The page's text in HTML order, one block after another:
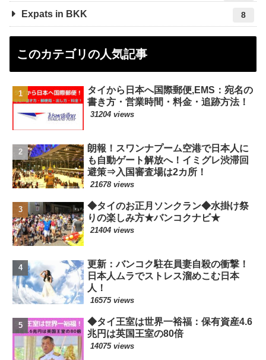
Expats in BKK 8
このカテゴリの人気記事
タイから日本へ国際郵便,EMS：宛名の
書き方・営業時間・料金・追跡方法！
31204 views
朗報！スワンナプーム空港で日本人に
も自動ゲート解放へ！イミグレ渋滞回
避策⇒入国審査場は2カ所！
21678 views
◆タイのお正月ソンクラン◆水掛け祭
りの楽しみ方★バンコクナビ★
21404 views
更新：バンコク駐在員妻自殺の衝撃！
日本人ムラでストレス溜めこむ日本
人！
16575 views
◆タイ王室は世界一裕福：保有資産4.6
兆円は英国王室の80倍
14075 views